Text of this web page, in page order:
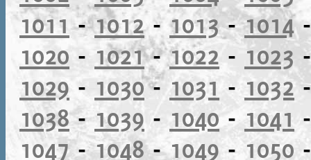
1011-1012-1013-1014
1020 - 1021-1022 - 1023
1029 - 1030-1031 - 1032
1038-1039 - 1040-1041
1047-1048-1049-1050